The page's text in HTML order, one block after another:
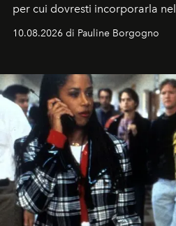
per cui dovresti incorporarla
e benessere.
10.08.2026 di Pauline Borgogno